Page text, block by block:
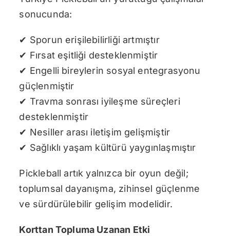
sonucunda:
✔ Sporun erişilebilirliği artmıştır
✔ Fırsat eşitliği desteklenmiştir
✔ Engelli bireylerin sosyal entegrasyonu
güçlenmiştir
✔ Travma sonrası iyileşme süreçleri
desteklenmiştir
✔ Nesiller arası iletişim gelişmiştir
✔ Sağlıklı yaşam kültürü yaygınlaşmıştır
Pickleball artık yalnızca bir oyun değil;
toplumsal dayanışma, zihinsel güçlenme
ve sürdürülebilir gelişim modelidir.
Korttan Topluma Uzanan Etki